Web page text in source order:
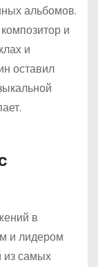
альбомов.
и
и
оставил
в
и лидером
из самых